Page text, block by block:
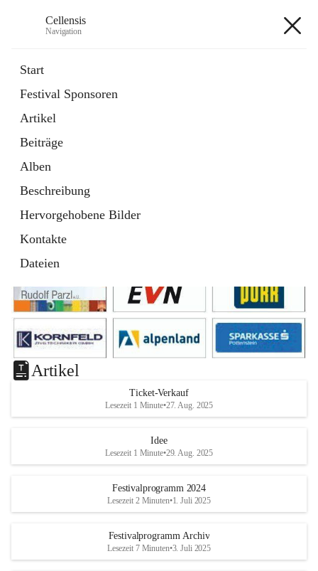
Cellensis
Navigation
Start
Festival Sponsoren
Artikel
Beiträge
Alben
Beschreibung
Hervorgehobene Bilder
Kontakte
Dateien
Festival Sponsoren
Artikel
Ticket-Verkauf
Lesezeit 1 Minute•27. Aug. 2025
Idee
Lesezeit 1 Minute•29. Aug. 2025
Festivalprogramm 2024
Lesezeit 2 Minuten•1. Juli 2025
Festivalprogramm Archiv
Lesezeit 7 Minuten•3. Juli 2025